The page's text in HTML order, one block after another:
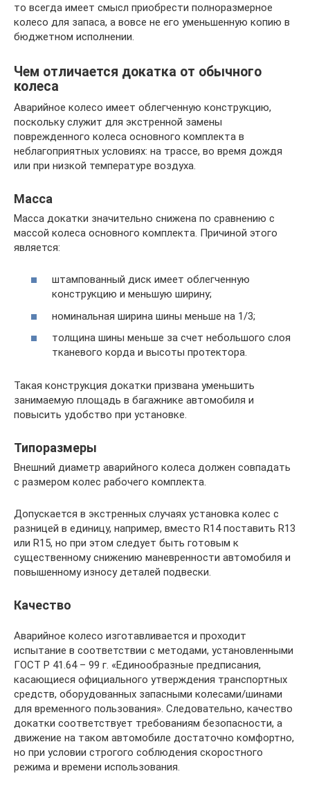
то всегда имеет смысл приобрести полноразмерное
колесо для запаса, а вовсе не его уменьшенную копию в
бюджетном исполнении.
Чем отличается докатка от обычного
колеса
Аварийное колесо имеет облегченную конструкцию,
поскольку служит для экстренной замены
поврежденного колеса основного комплекта в
неблагоприятных условиях: на трассе, во время дождя
или при низкой температуре воздуха.
Масса
Масса докатки значительно снижена по сравнению с
массой колеса основного комплекта. Причиной этого
является:
штампованный диск имеет облегченную
конструкцию и меньшую ширину;
номинальная ширина шины меньше на 1/3;
толщина шины меньше за счет небольшого слоя
тканевого корда и высоты протектора.
Такая конструкция докатки призвана уменьшить
занимаемую площадь в багажнике автомобиля и
повысить удобство при установке.
Типоразмеры
Внешний диаметр аварийного колеса должен совпадать
с размером колес рабочего комплекта.
Допускается в экстренных случаях установка колес с
разницей в единицу, например, вместо R14 поставить R13
или R15, но при этом следует быть готовым к
существенному снижению маневренности автомобиля и
повышенному износу деталей подвески.
Качество
Аварийное колесо изготавливается и проходит
испытание в соответствии с методами, установленными
ГОСТ Р 41.64 – 99 г. «Единообразные предписания,
касающиеся официального утверждения транспортных
средств, оборудованных запасными колесами/шинами
для временного пользования». Следовательно, качество
докатки соответствует требованиям безопасности, а
движение на таком автомобиле достаточно комфортно,
но при условии строгого соблюдения скоростного
режима и времени использования.